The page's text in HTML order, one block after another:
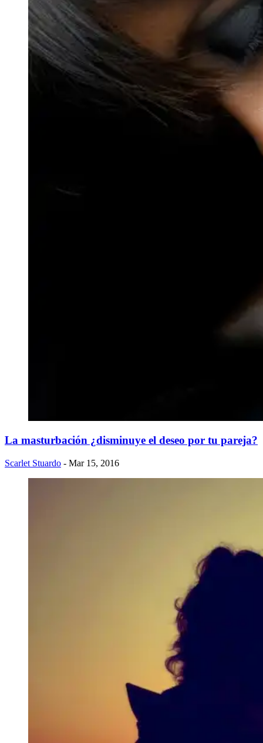
La masturbación ¿disminuye el deseo por tu pareja?
Scarlet Stuardo - Mar 15, 2016